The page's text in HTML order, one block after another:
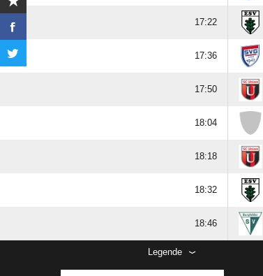







Legende